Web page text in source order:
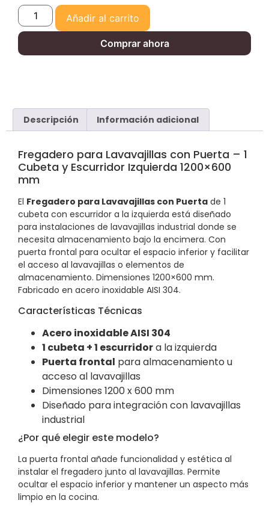
Añadir al carrito
Comprar ahora
Descripción Información adicional
Fregadero para Lavavajillas con Puerta – 1
Cubeta y Escurridor Izquierda 1200×600
mm
El Fregadero para Lavavajillas con Puerta de 1
cubeta con escurridor a la izquierda está diseñado
para instalaciones de lavavajillas industrial donde se
necesita almacenamiento bajo la encimera. Con
puerta frontal para ocultar el espacio inferior y facilitar
el acceso al lavavajillas o elementos de
almacenamiento. Dimensiones 1200×600 mm.
Fabricado en acero inoxidable AISI 304.
Características Técnicas
Acero inoxidable AISI 304
1 cubeta + 1 escurridora la izquierda
Puerta frontal para almacenamiento u
acceso al lavavajillas
Dimensiones 1200 x 600 mm
Diseñado para integración con lavavajillas
industrial
¿Por qué elegir este modelo?
La puerta frontal añade funcionalidad y estética al
instalar el fregadero junto al lavavajillas. Permite
ocultar el espacio inferior y mantener un aspecto más
limpio en la cocina.